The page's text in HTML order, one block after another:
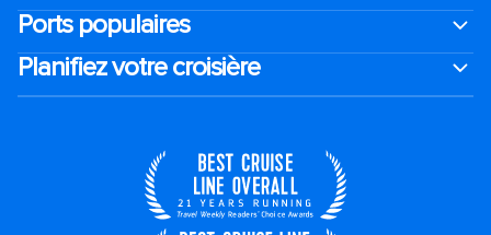
Ports populaires
Planifiez votre croisière